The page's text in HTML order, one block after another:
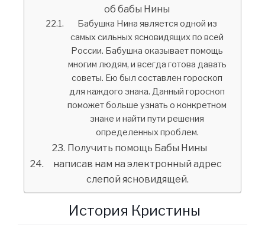
об бабы Нины
Бабушка Нина является одной из
самых сильных ясновидящих по всей
России. Бабушка оказывает помощь
многим людям, и всегда готова давать
советы. Ею был составлен гороскоп
для каждого знака. Данный гороскоп
поможет больше узнать о конкретном
знаке и найти пути решения
определенных проблем.
Получить помощь Бабы Нины
написав нам на электронный адрес
слепой ясновидящей.
История Кристины